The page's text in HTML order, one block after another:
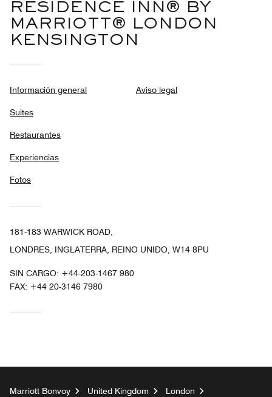
RESIDENCE INN® BY
MARRIOTT® LONDON
KENSINGTON
Información general
Suites
Restaurantes
Experiencias
Fotos
Aviso legal
181-183 WARWICK ROAD,
LONDRES, INGLATERRA, REINO UNIDO, W14 8PU
SIN CARGO: +44-203-1467 980
FAX: +44 20-3146 7980
Marriott Bonvoy United Kingdom
London